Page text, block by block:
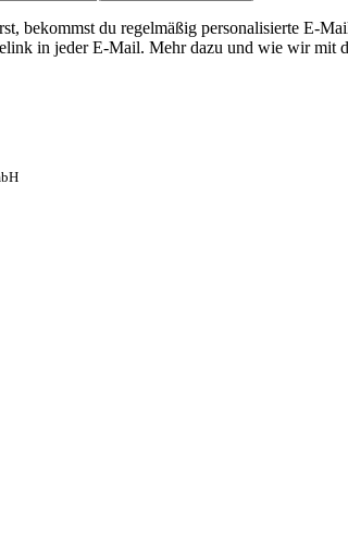
bekommst du regelmäßig personalisierte E-
in jeder E-Mail. Mehr dazu und wie wir mit